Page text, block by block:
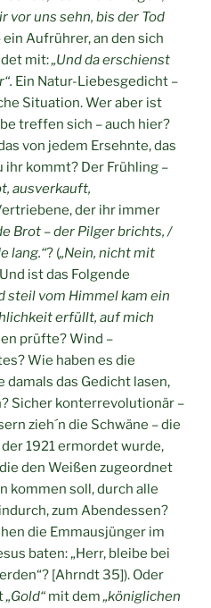
vor uns sehn, bis der Tod
ein Aufrührer, an den sich
mit:„Und da erschienst
Ein Natur-Liebesgedicht –
Situation. Wer aber ist
treffen sich – auch hier?
von jedem Ersehnte, das
ihr kommt? Der Frühling –
ausverkauft,
der ihr immer
Brot – der Pilger brichts, /
lang.“? („Nein, nicht mit
ist das Folgende
steil vom Himmel kam ein
erfüllt, auf mich
prüfte? Wind –
Wie haben es die
damals das Gedicht lasen,
Sicher konterrevolutionär –
zieh´n die Schwäne – die
1921 ermordet wurde,
den Weißen zugeordnet
kommen soll, durch alle
zum Abendessen?
die Emmausjünger im
baten: „Herr, bleibe bei
[Ahrndt 35]). Oder
„Gold“ mit dem „königlichen